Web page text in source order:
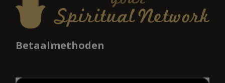
Betaalmethoden